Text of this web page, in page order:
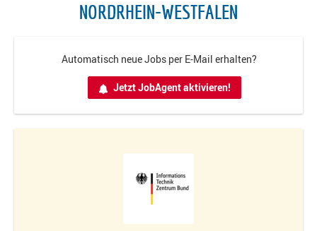
NORDRHEIN-WESTFALEN
Automatisch neue Jobs per E-Mail erhalten?
Jetzt JobAgent aktivieren!